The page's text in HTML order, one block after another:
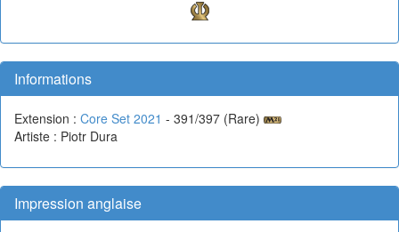
Informations
Extension : Core Set 2021 - 391/397 (Rare)
Artiste : Piotr Dura
Impression anglaise